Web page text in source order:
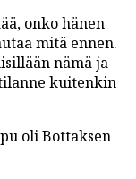
onko hänen
mitä ennen.
nämä ja
kuitenkin
oli Bottaksen